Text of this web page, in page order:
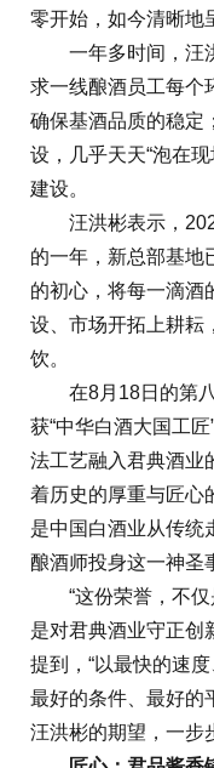
零开始，如今清晰地
一年多时间，汪洪
求一线酿酒员工每个
确保基酒品质的稳定
设，几乎天天“泡在
建设。
汪洪彬表示，
的一年，新总部基地
的初心，将每一滴酒
设、市场开拓上耕耘
饮。
在8月18日的第八
获“中华白酒大国工
法工艺融入君典酒业
着历史的厚重与匠心
是中国白酒业从传统
酿酒师投身这一神圣
“这份荣誉，不仅
是对君典酒业守正创
提到，“以最快的速
最好的条件、最好的
汪洪彬的期望，一步